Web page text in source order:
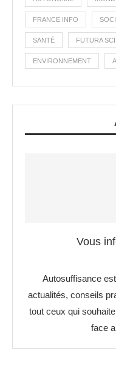
FRANCE INFO
SANTÉ FUTURA
ENVIRONNEMENT
Vous
Autosuffisance
actualités, conseils
tout ceux qui
face